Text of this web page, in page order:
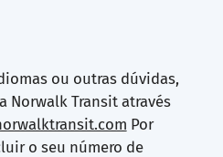
ou outras dúvidas,
Norwalk Transit através
Por
o seu número de